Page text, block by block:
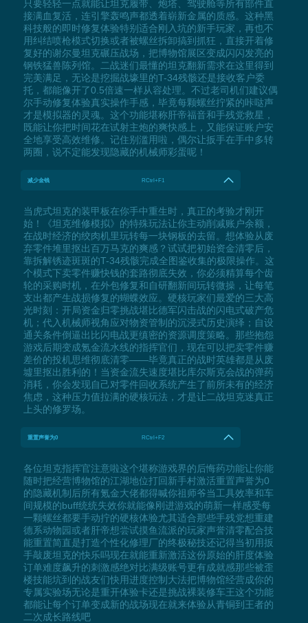
只要轻轻一点就能让坦克履带、炮塔、驾驶舱等所有部件直
接满血复活，连引擎轰鸣声都透着崭新金属的质感。这种黑
科技般的即时修复体验特别适合刚入坑的新手玩家，再也不
用纠结喷枪模式切换或者被螺丝拆卸搞到抓狂，直接开着修
复好的谢尔曼坦克碾压战场，把博物馆展区变成闪闪发亮的
钢铁猛兽陈列馆。二战迷们最懂的坦克翻新需求在这里得到
完美满足，无论是挖掘战壕里的T-34残骸还是接收客户委
托，都能像开了0.5倍速一样从容处理。不过老司机们建议偶
尔手动修复体验真实操作手感，毕竟每颗螺丝拧紧的咔哒声
才是模拟器的灵魂。这个功能堪称肝帝福音和手残党救星，
既能让你把时间花在试射主炮的爽快感上，又能保证账户安
全地享受高效维修。记住别滥用啦，偶尔让扳手在手中多转
两圈，说不定能发现隐藏的机械师彩蛋呢！
减少金钱 RCtrl+F1
当虎式坦克的装甲板在你手中重生时，真正的考验才刚开
始！《坦克维修模拟》的特殊玩法让你主动削减账户余额，
在战时经济的绞肉机里玩转每一块钢板的去留。想体验从废
弃零件堆里抠出百万马克的爽感？试试把初始资金清零后，
靠拆解锈迹斑斑的T-34残骸完成全图鉴收集的极限操作。这
个模式下卖零件赚快钱的套路彻底失效，你必须精算每个齿
轮的采购时机，在外包修复和自研翻新间玩转微操，让每笔
支出都产生战损修复的蝴蝶效应。硬核玩家们最爱的三大高
光时刻：开局资金归零挑战堪比德军闪击战的闪电式破产危
机；代入机械师视角应对物资管制的沉浸式历史演绎；自设
通关条件倒逼出比闪电战更缜密的资源调度策略。那些抱怨
游戏后期变成氪金流水线的指挥官们，现在可以把卖零件赚
差价的投机思维彻底清零——毕竟真正的战时英雄都是从废
墟里抠出胜利的！当资金流失速度堪比库尔斯克会战的弹药
消耗，你会发现自己对零件回收系统产生了前所未有的经济
焦虑，这种压力值拉满的硬核玩法，才是让二战坦克迷真正
上头的修罗场。
重置声誉为0 RCtrl+F2
各位坦克指挥官注意啦这个堪称游戏界的后悔药功能让你能
随时把经营博物馆的江湖地位打回新手村激活重置声誉为0
的隐藏机制后所有氪金大佬都得喊你祖师爷当工具效率和车
间规模的buff统统失效你就能像刚进游戏的萌新一样感受每
一颗螺丝都要手动拧的硬核体验尤其适合那些手残党想重建
德系动物园或者肝帝想尝试摸鱼流派的玩家声誉清零配合技
能重置简直是打造个性化修理厂的终极秘技还记得当初用扳
手敲废坦克的快乐吗现在就能重新激活这份原始的肝度体验
订单难度飙升的刺激感绝对比满级账号更有成就感那些被歪
楼技能坑到的战友们快用进度控制大法把博物馆经营成你的
专属实验场无论是重开体验卡还是挑战裸装修车王这个功能
都能让每个订单变成新的战场现在就来体验从青铜到王者的
二次成长路线吧